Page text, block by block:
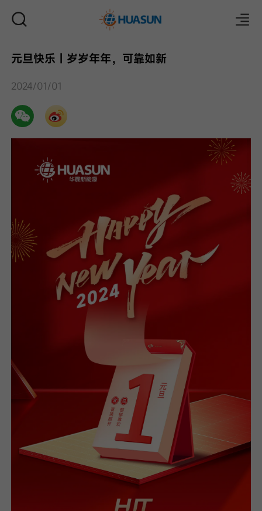
我已阅读并同意
隐私政策
交
元旦快乐｜岁岁年年，可靠如新
2024/01/01